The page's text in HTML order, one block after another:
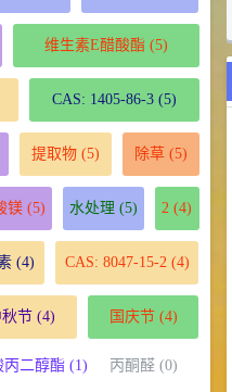
维生素E醋酸酯(5)
CAS: 1405-86-3(5)
提取物(5) 除草(5)
镁(5) 水处理 (5) 2 (4)
(4) CAS: 8047-15-2 (4)
秋节 (4) 国庆节(4)
丙二醇酯 (1) 丙酮醛 (0)